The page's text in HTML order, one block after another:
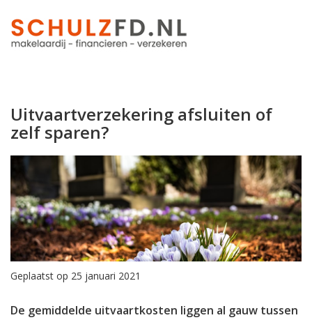
Uitvaartverzekering afsluiten of
zelf sparen?
Geplaatst op 25 januari 2021
De gemiddelde uitvaartkosten liggen al gauw tussen